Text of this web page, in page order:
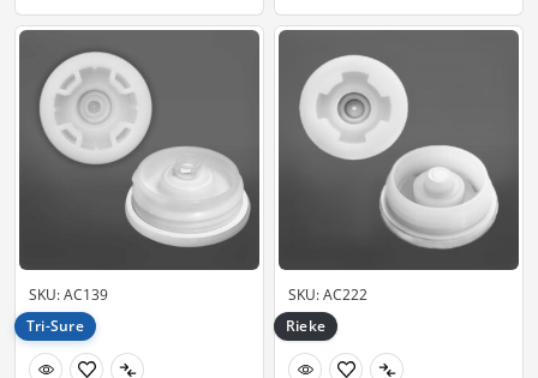
SKU: AC139
Tri-Sure
SKU: AC222
Rieke